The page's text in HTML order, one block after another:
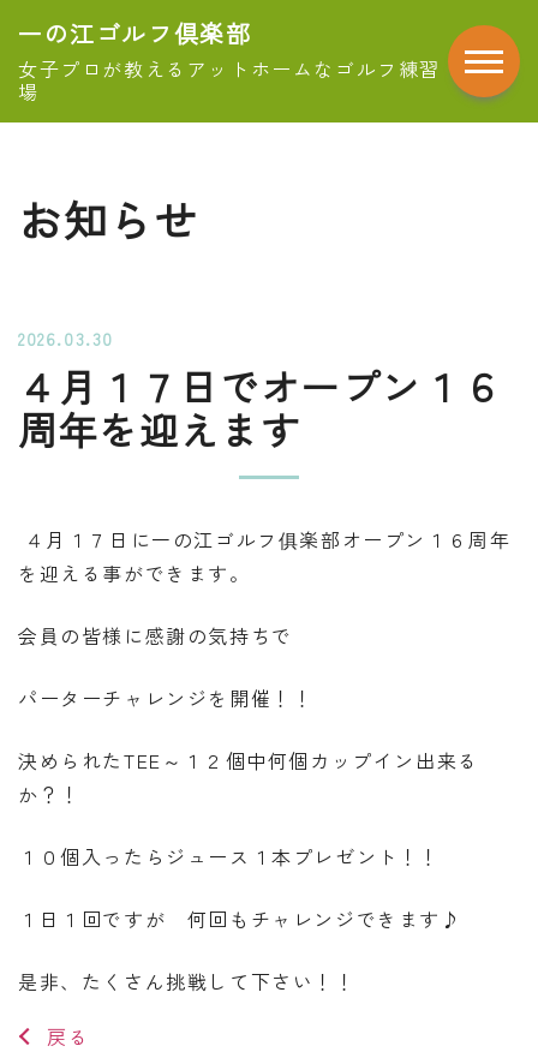
一の江ゴルフ倶楽部
女子プロが教えるアットホームなゴルフ練習
場
お知らせ
2026.03.30
４月１７日でオープン１６
周年を迎えます
４月１７日に一の江ゴルフ俱楽部オープン１６周年
を迎える事ができます。
会員の皆様に感謝の気持ちで
パーターチャレンジを開催！！
決められたTEE～１２個中何個カップイン出来る
か？！
１０個入ったらジュース１本プレゼント！！
１日１回ですが 何回もチャレンジできます♪
是非、たくさん挑戦して下さい！！
戻る